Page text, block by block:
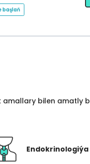
başlaň
bilen amatly
Endokrinologiýa